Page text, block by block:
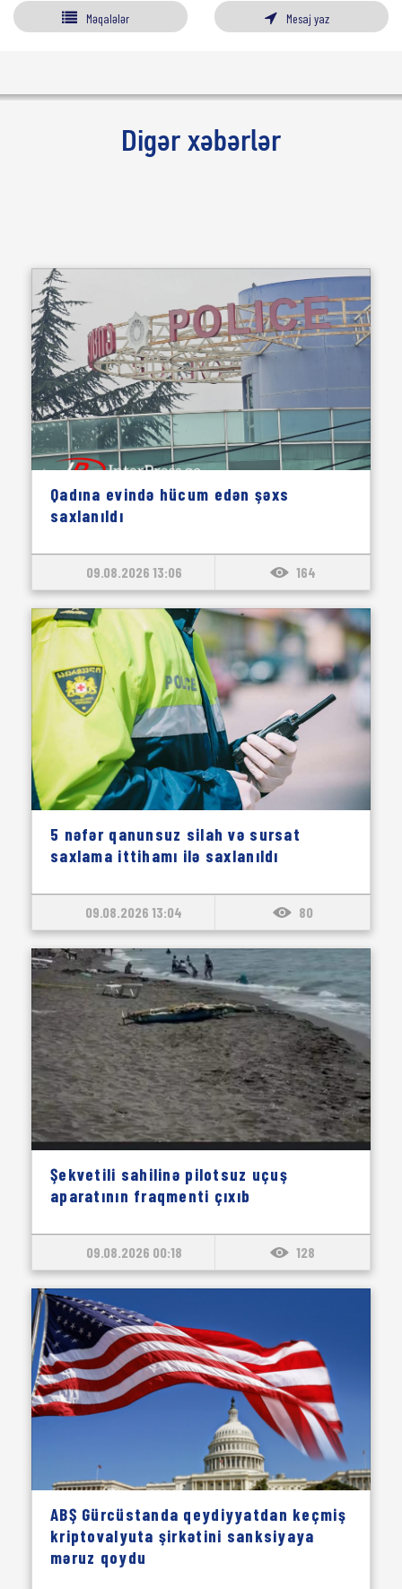
Məqalələr Mesaj yaz
Digər xəbərlər
Qadına evində hücum edən şəxs
saxlanıldı
09.08.2026 13:06 164
5 nəfər qanunsuz silah və sursat
saxlama ittihamı ilə saxlanıldı
09.08.2026 13:04 80
Şekvetili sahilinə pilotsuz uçuş
aparatının fraqmenti çıxıb
09.08.2026 00:18 128
ABŞ Gürcüstanda qeydiyyatdan keçmiş
kriptovalyuta şirkətini sanksiyaya
məruz qoydu